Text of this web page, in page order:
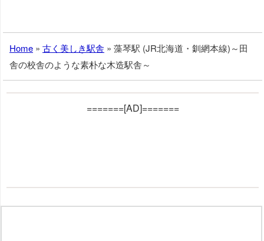
Home » 古く美しき駅舎 » 藻琴駅 (JR北海道・釧網本線)～田
舎の校舎のような素朴な木造駅舎～
=======[AD]=======